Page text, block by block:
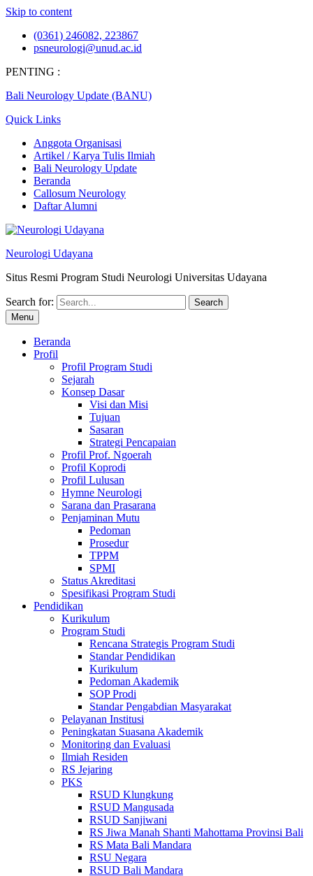
Skip to content
(0361) 246082, 223867
psneurologi@unud.ac.id
PENTING :
Bali Neurology Update (BANU)
Quick Links
Anggota Organisasi
Artikel / Karya Tulis Ilmiah
Bali Neurology Update
Beranda
Callosum Neurology
Daftar Alumni
Neurologi Udayana
Situs Resmi Program Studi Neurologi Universitas Udayana
Search for:
Menu
Beranda
Profil
Profil Program Studi
Sejarah
Konsep Dasar
Visi dan Misi
Tujuan
Sasaran
Strategi Pencapaian
Profil Prof. Ngoerah
Profil Koprodi
Profil Lulusan
Hymne Neurologi
Sarana dan Prasarana
Penjaminan Mutu
Pedoman
Prosedur
TPPM
SPMI
Status Akreditasi
Spesifikasi Program Studi
Pendidikan
Kurikulum
Program Studi
Rencana Strategis Program Studi
Standar Pendidikan
Kurikulum
Pedoman Akademik
SOP Prodi
Standar Pengabdian Masyarakat
Pelayanan Institusi
Peningkatan Suasana Akademik
Monitoring dan Evaluasi
Ilmiah Residen
RS Jejaring
PKS
RSUD Klungkung
RSUD Mangusada
RSUD Sanjiwani
RS Jiwa Manah Shanti Mahottama Provinsi Bali
RS Mata Bali Mandara
RSU Negara
RSUD Bali Mandara